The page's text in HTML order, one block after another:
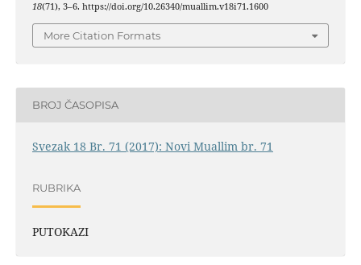
18(71), 3–6. https://doi.org/10.26340/muallim.v18i71.1600
More Citation Formats
BROJ ČASOPISA
Svezak 18 Br. 71 (2017): Novi Muallim br. 71
RUBRIKA
PUTOKAZI